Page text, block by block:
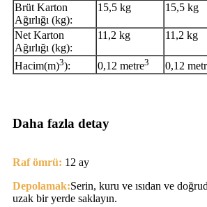
Brüt Karton
Ağırlığı (kg):
15,5 kg 15,5 kg
Net Karton
Ağırlığı (kg):
11,2 kg 11,2 kg
Hacim(m)3): 0,12 metre3 0,12
Daha fazla detay
Raf ömrü: 12 ay
Depolamak:Serin, kuru ve ısıdan ve
uzak bir yerde saklayın.